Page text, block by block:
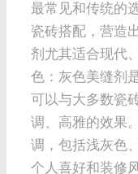
最常见和传统的
瓷砖搭配，营造
剂尤其适合现代
色：灰色美缝剂
可以与大多数瓷
调、高雅的效果
调，包括浅灰色
个人喜好和装修